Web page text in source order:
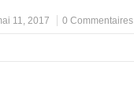
11, 2017 0 Commentaires